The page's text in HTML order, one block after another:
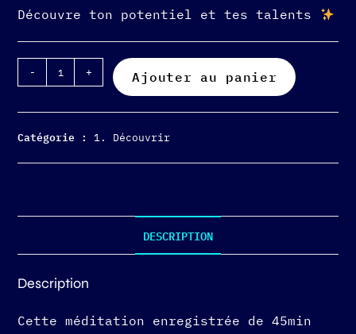
Découvre ton potentiel et tes talents
- + Ajouter au panier
Catégorie :1. Découvrir
DESCRIPTION
Description
Cette méditation enregistrée de 45min